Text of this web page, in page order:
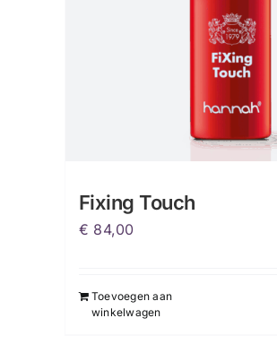
de
productpagina
Fixing Touch
€ 84,00
Toevoegen aan
winkelwagen